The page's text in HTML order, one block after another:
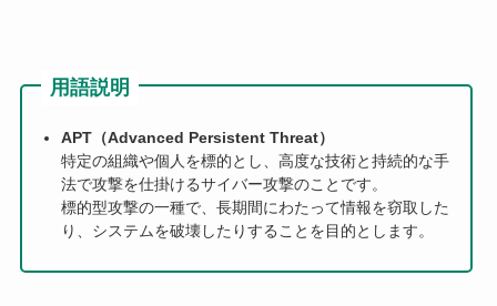
用語説明
APT（Advanced Persistent Threat）
特定の組織や個人を標的とし、高度な技術と持続的な手
法で攻撃を仕掛けるサイバー攻撃のことです。
標的型攻撃の一種で、長期間にわたって情報を窃取した
り、システムを破壊したりすることを目的とします。